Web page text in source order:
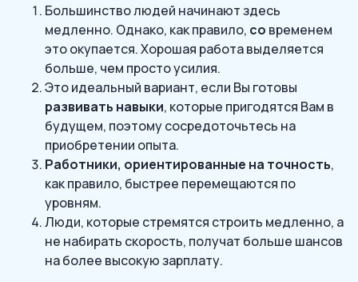
Большинство людей начинают здесь
медленно. Однако, как правило, со временем
это окупается. Хорошая работа выделяется
больше, чем просто усилия.
Это идеальный вариант, если Вы готовы
развивать навыки, которые пригодятся Вам в
будущем, поэтому сосредоточьтесь на
приобретении опыта.
Работники, ориентированные на точность,
как правило, быстрее перемещаются по
уровням.
Люди, которые стремятся строить медленно, а
не набирать скорость, получат больше шансов
на более высокую зарплату.